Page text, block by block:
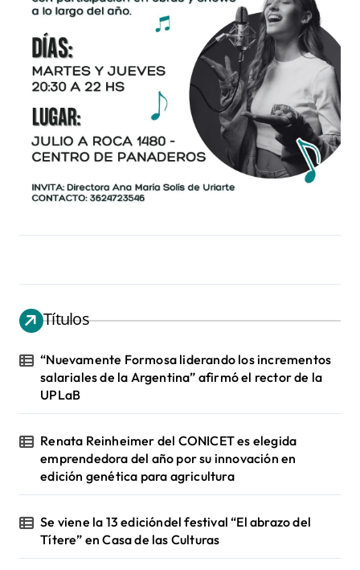
Títulos
“Nuevamente Formosa liderando los incrementos
salariales de la Argentina” afirmó el rector de la
UPLaB
Renata Reinheimer del CONICET es elegida
emprendedora del año por su innovación en
edición genética para agricultura
Se viene la 13 edicióndel festival “El abrazo del
Títere” en Casa de las Culturas